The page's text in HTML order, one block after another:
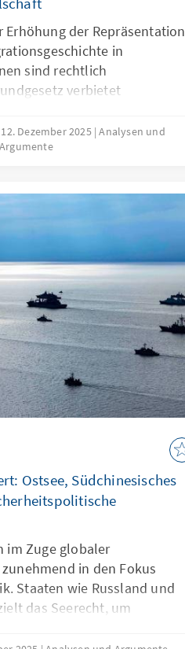
der Repräsentation
in
sind rechtlich
verbietet
mit Migrationsgeschichte
Grundlage. Das
sind nur zu Beginn
die herausfordernde
der Gruppe.
12. Dezember 2025 Analysen und
Argumente
Ostsee, Südchinesisches
im Zuge globaler
in den Fokus
Staaten wie Russland und
das Seerecht, um